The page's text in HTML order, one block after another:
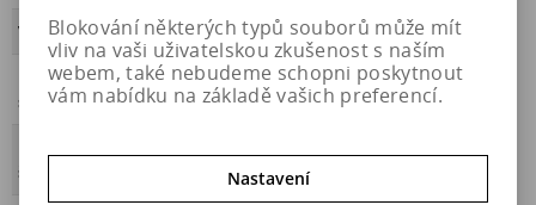
VALIVÝ ODPOR C
Přilnavost na
sněhu
NE
štítek
Blokování některých typů souborů může mít
vliv na vaši uživatelskou zkušenost s naším
webem, také nebudeme schopni poskytnout
vám nabídku na základě vašich preferencí.
Nastavení